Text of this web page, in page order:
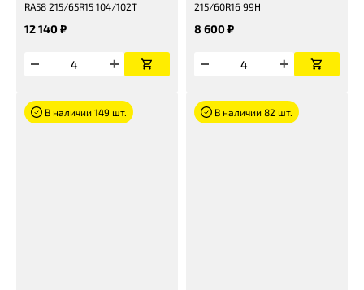
RA58 215/65R15 104/102T
12 140 ₽
215/60R16 99H
8 600 ₽
В наличии 149 шт. В наличии 82 шт.